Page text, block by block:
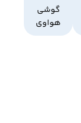
گوشی
هواوی